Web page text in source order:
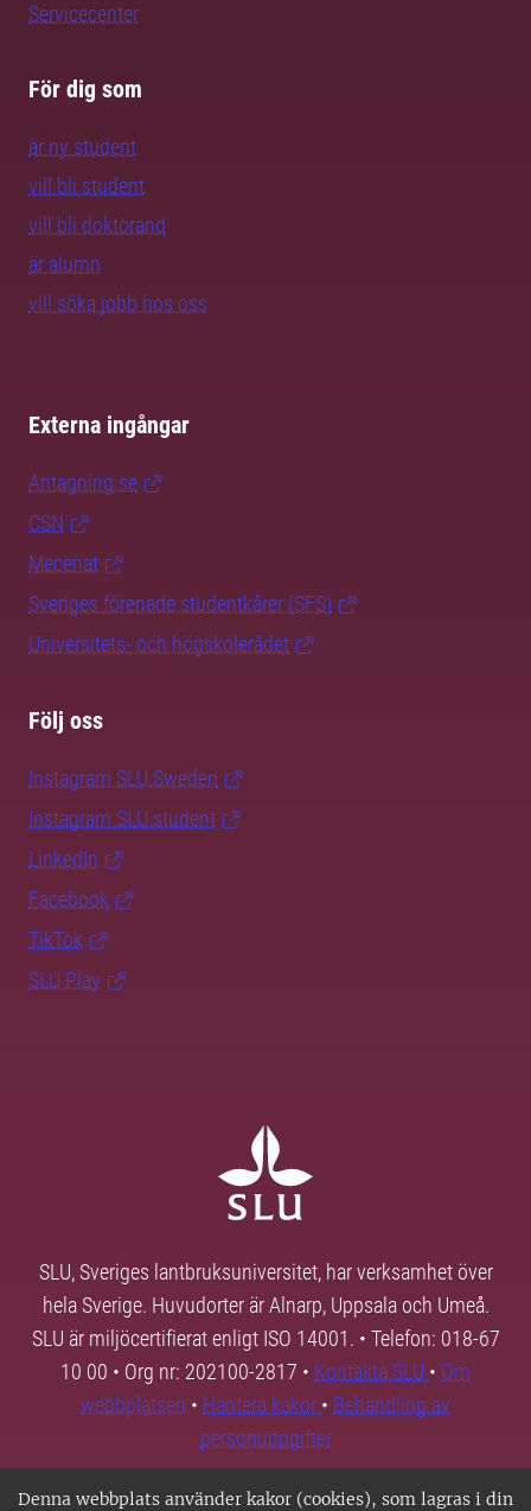
Denna webbplats använder kakor (cookies), som lagras i din
Servicecenter
För dig som
är ny student
vill bli student
vill bli doktorand
är alumn
vill söka jobb hos oss
Externa ingångar
Antagning.se
CSN
Mecenat
Sveriges förenade studentkårer (SFS)
Universitets- och högskolerådet
Följ oss
Instagram SLU.Sweden
Instagram SLU.student
LinkedIn
Facebook
TikTok
SLU Play
SLU, Sveriges lantbruksuniversitet, har verksamhet över
hela Sverige. Huvudorter är Alnarp, Uppsala och Umeå.
SLU är miljöcertifierat enligt ISO 14001. • Telefon: 018-67
10 00 • Org nr: 202100-2817 • Kontakta SLU • Om
webbplatsen • Hantera kakor • Behandling av
personuppgifter